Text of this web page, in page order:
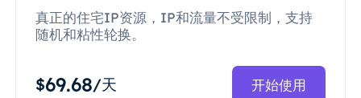
真正的住宅IP资源，IP和流量不受限制，支持
随机和粘性轮换。
$69.68/天 开始使用